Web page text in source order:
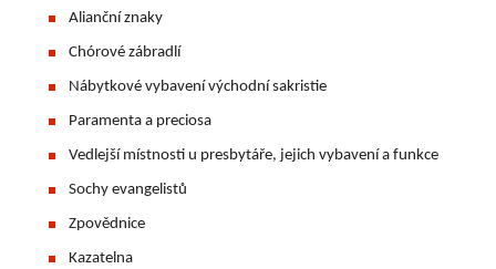
Alianční znaky
Chórové zábradlí
Nábytkové vybavení východní sakristie
Paramenta a preciosa
Vedlejší místnosti u presbytáře, jejich vybavení a funkce
Sochy evangelistů
Zpovědnice
Kazatelna